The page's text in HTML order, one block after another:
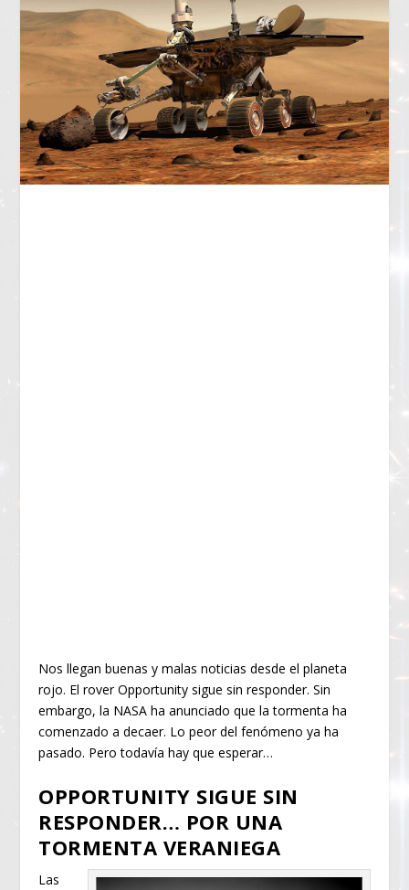
Nos llegan buenas y malas noticias desde el planeta
rojo. El rover Opportunity sigue sin responder. Sin
embargo, la NASA ha anunciado que la tormenta ha
comenzado a decaer. Lo peor del fenómeno ya ha
pasado. Pero todavía hay que esperar…
OPPORTUNITY SIGUE SIN
RESPONDER… POR UNA
TORMENTA VERANIEGA
Las